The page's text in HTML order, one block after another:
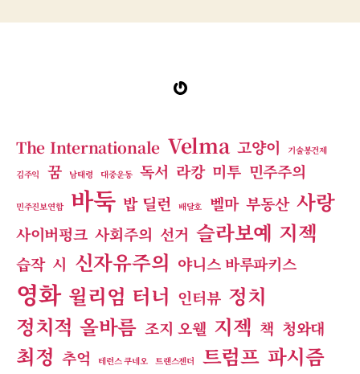
Gravatar
The Internationale Velma 고양이
기술봉건제
김주익
꿈 남태령 대중운동 독서 라캉 미투 민주주의
민주진보연합 바둑 밥 딜런 배달호 벨마 부동산 사랑
사이버펑크 사회주의 선거 슬라보예 지젝
습작 시 신자유주의 야니스 바루파키스
영화 윌리엄 터너 인터뷰 정치
정치적 올바름 조지 오웰 지젝 책 청와대
최정 추억 테런스 쿠네오 트랜스젠더 트럼프 파시즘